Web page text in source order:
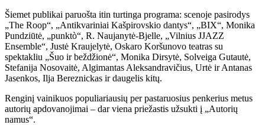
Šiemet publikai paruošta itin turtinga programa: scenoje pasirodys
„The Roop“, „Antikvariniai Kašpirovskio dantys“, „BIX“, Monika
Pundziūtė, „punktò“, R. Naujanytė-Bjelle, „Vilnius JJAZZ
Ensemble“, Justė Kraujelytė, Oskaro Koršunovo teatras su
spektakliu „Šuo ir beždžionė“, Monika Dirsytė, Solveiga Gutautė,
Stefanija Nosovaitė, Algimantas Aleksandravičius, Urtė ir Antanas
Jasenkos, Ilja Bereznickas ir daugelis kitų.
Renginį vainikuos populiariausių per pastaruosius penkerius metus
autorių apdovanojimai – dar viena priežastis užsukti į „Autorių
namus“.